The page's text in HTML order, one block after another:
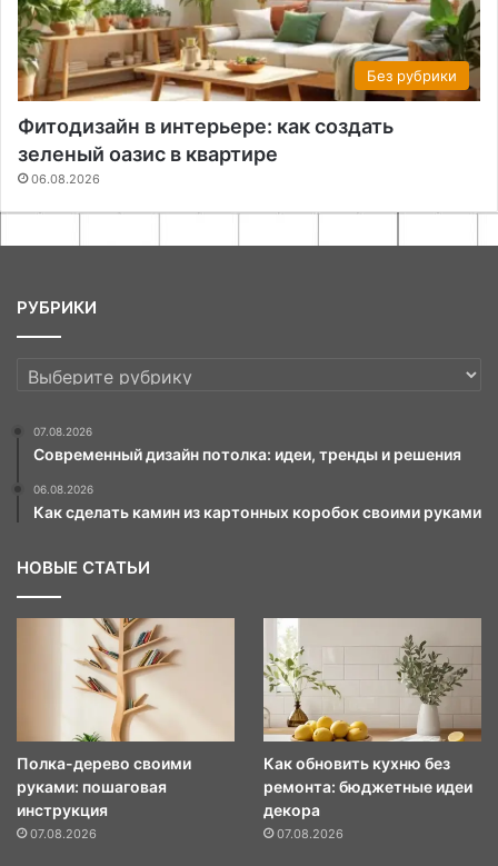
Без рубрики
Фитодизайн в интерьере: как создать
зеленый оазис в квартире
06.08.2026
РУБРИКИ
РУБРИКИ
07.08.2026
Современный дизайн потолка: идеи, тренды и решения
06.08.2026
Как сделать камин из картонных коробок своими руками
НОВЫЕ СТАТЬИ
Полка-дерево своими
руками: пошаговая
инструкция
07.08.2026
Как обновить кухню без
ремонта: бюджетные идеи
декора
07.08.2026